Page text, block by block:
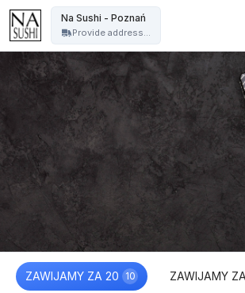
Na Sushi - Poznań
Provide address...
ZAWIJAMY ZA 20 10 ZAWIJAMY